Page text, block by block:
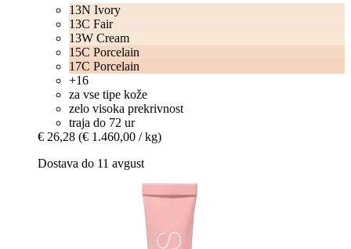
13N Ivory
13C Fair
13W Cream
15C Porcelain
17C Porcelain
+16
za vse tipe kože
zelo visoka prekrivnost
traja do 72 ur
€ 26,28 (€ 1.460,00 / kg)
Dostava do 11 avgust